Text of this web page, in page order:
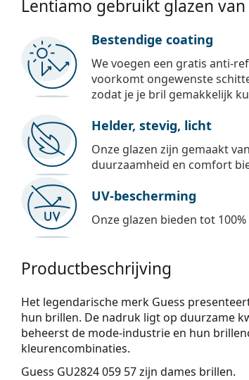
Lentiamo gebruikt glazen
Bestendige coating
We voegen een gratis anti-
voorkomt ongewenste
zodat je je bril gemakkelijk
Helder, stevig, licht
Onze glazen zijn gemaakt
duurzaamheid en comfort
UV-bescherming
Onze glazen bieden tot
Productbeschrijving
Het legendarische merk Guess
hun brillen. De nadruk ligt op duurzame
beheerst de mode-industrie en hun
kleurencombinaties.
Guess GU2824 059 57zijn dames brillen.